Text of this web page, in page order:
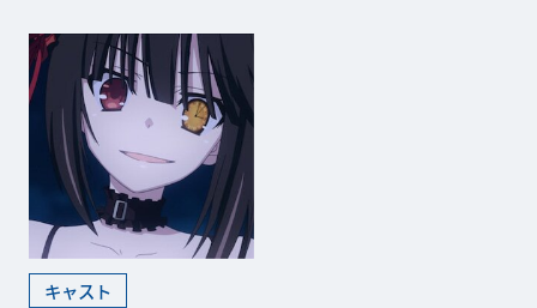
キャスト